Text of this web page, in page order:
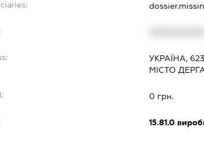
УКРАЇНА,
МІСТО
0 грн.
15.81.0